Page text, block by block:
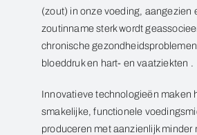
(zout) in onze voeding, aangezien
zoutinname sterk wordt
chronische
bloeddruk en hart- en vaatziekten .
Innovatieve technologieën maken
smakelijke, functionele
produceren met aanzienlijk minder